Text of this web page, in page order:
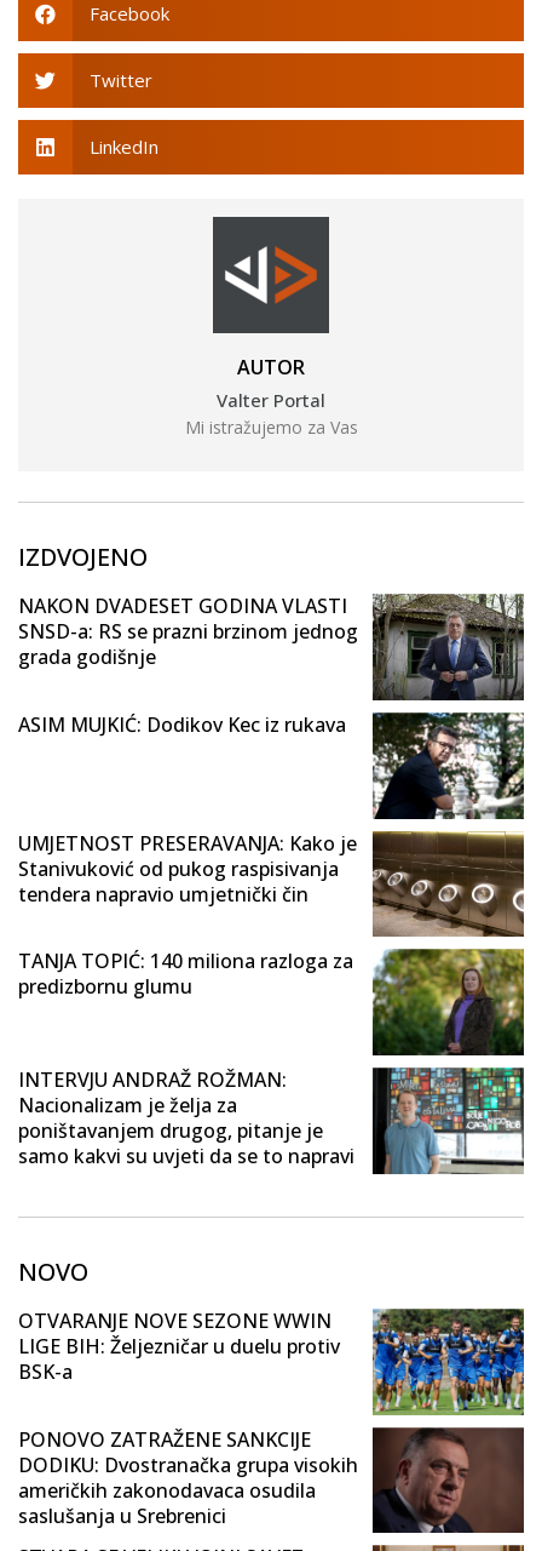
Facebook
Twitter
LinkedIn
AUTOR
Valter Portal
Mi istražujemo za Vas
IZDVOJENO
NAKON DVADESET GODINA VLASTI
SNSD-a: RS se prazni brzinom jednog
grada godišnje
ASIM MUJKIĆ: Dodikov Kec iz rukava
UMJETNOST PRESERAVANJA: Kako je
Stanivuković od pukog raspisivanja
tendera napravio umjetnički čin
TANJA TOPIĆ: 140 miliona razloga za
predizbornu glumu
INTERVJU ANDRAŽ ROŽMAN:
Nacionalizam je želja za
poništavanjem drugog, pitanje je
samo kakvi su uvjeti da se to napravi
NOVO
OTVARANJE NOVE SEZONE WWIN
LIGE BIH: Željezničar u duelu protiv
BSK-a
PONOVO ZATRAŽENE SANKCIJE
DODIKU: Dvostranačka grupa visokih
američkih zakonodavaca osudila
saslušanja u Srebrenici